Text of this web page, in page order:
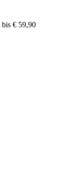
bis € 59,90